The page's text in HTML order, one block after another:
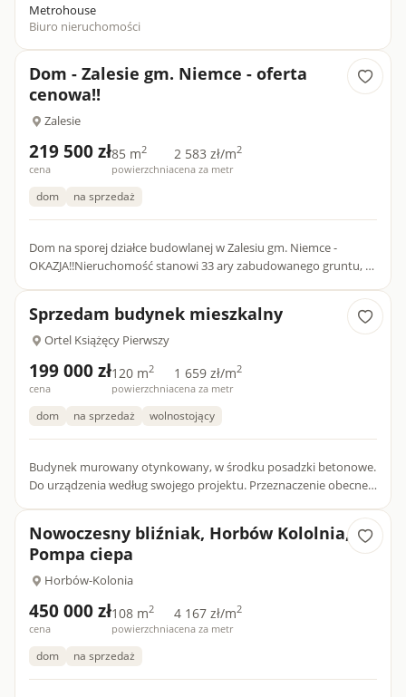
Metrohouse
Biuro nieruchomości
Dom - Zalesie gm. Niemce - oferta
cenowa!!
Zalesie
219 500 zł
cena
85 m2
powierzchnia
2 583 zł/m2
cena za metr
dom na sprzedaż
Dom na sporej działce budowlanej w Zalesiu gm. Niemce -
OKAZJA!!Nieruchomość stanowi 33 ary zabudowanego gruntu, w
Sprzedam budynek mieszkalny
Ortel Książęcy Pierwszy
199 000 zł
cena
120 m2
powierzchnia
1 659 zł/m2
cena za metr
dom na sprzedaż wolnostojący
Budynek murowany otynkowany, w środku posadzki betonowe.
Do urządzenia według swojego projektu. Przeznaczenie obecne
Nowoczesny bliźniak, Horbów Kololnia,
Pompa ciepa
Horbów-Kolonia
450 000 zł
cena
108 m2
powierzchnia
4 167 zł/m2
cena za metr
dom na sprzedaż